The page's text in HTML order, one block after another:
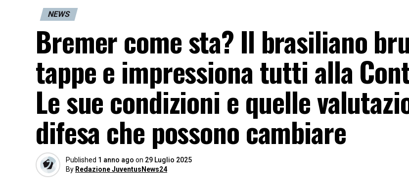
NEWS
Bremer come sta? Il brasiliano
tappe e impressiona tutti alla
Le sue condizioni e quelle
difesa che possono cambiare
Published 1 anno ago on 29 Luglio 2025
By Redazione JuventusNews24